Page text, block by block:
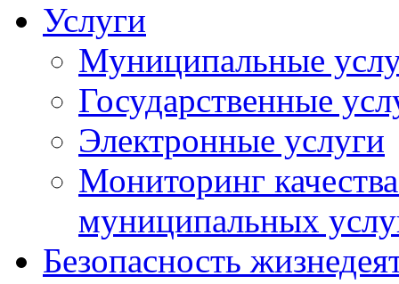
Услуги
Муниципальные
Государственные
Электронные услуги
Мониторинг
муниципальных
Безопасность